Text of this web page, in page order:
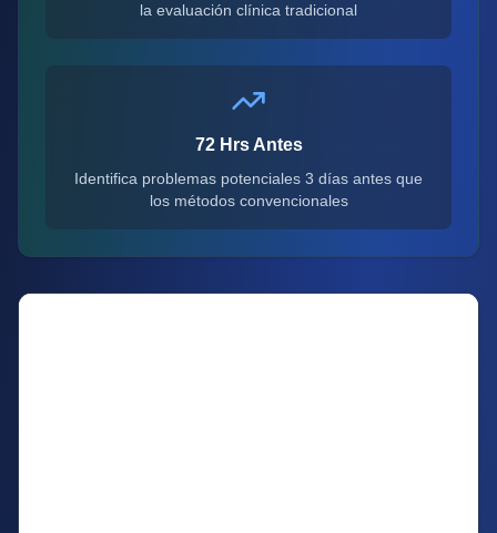
la evaluación clínica tradicional
72 Hrs Antes
Identifica problemas potenciales 3 días antes que
los métodos convencionales